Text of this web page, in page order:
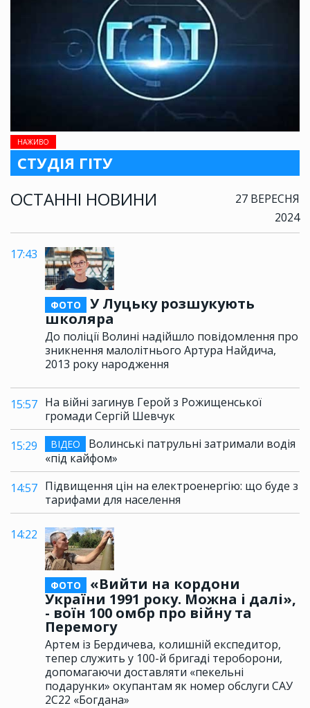
НАЖИВО
СТУДІЯ ГІТУ
ОСТАННІ НОВИНИ
27 ВЕРЕСНЯ
2024
17:43
ФОТО
У Луцьку розшукують
школяра
До поліції Волині надійшло повідомлення про
зникнення малолітнього Артура Найдича,
2013 року народження
15:57 На війні загинув Герой з Рожищенської
громади Сергій Шевчук
15:29
ВІДЕО
Волинські патрульні затримали водія
«під кайфом»
14:57 Підвищення цін на електроенергію: що буде з
тарифами для населення
14:22
ФОТО
«Вийти на кордони
України 1991 року. Можна і далі»,
- воїн 100 омбр про війну та
Перемогу
Артем із Бердичева, колишній експедитор,
тепер служить у 100-й бригаді тероборони,
допомагаючи доставляти «пекельні
подарунки» окупантам як номер обслуги САУ
2С22 «Богдана»